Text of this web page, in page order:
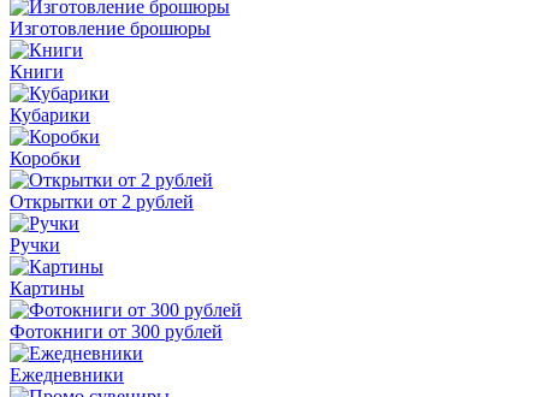
Изготовление брошюры
Книги
Кубарики
Коробки
Открытки от 2 рублей
Ручки
Картины
Фотокниги от 300 рублей
Ежедневники